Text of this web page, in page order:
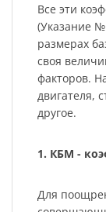
Все эти
(Указание
размерах
своя
факторов.
двигателя,
другое.
1. КБМ -
Для